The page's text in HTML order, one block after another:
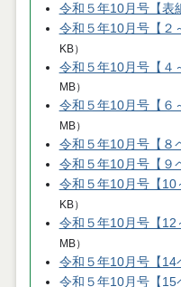
令和５年10月号【表
令和５年10月号【２
KB）
令和５年10月号【４
MB）
令和５年10月号【６
MB）
令和５年10月号【８
令和５年10月号【９
令和５年10月号【10
KB）
令和５年10月号【12
MB）
令和５年10月号【14
令和５年10月号【15